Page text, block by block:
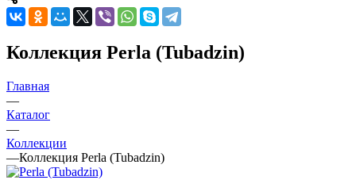
Коллекция Perla (Tubadzin)
Главная
—
Каталог
—
Коллекции
—Коллекция Perla (Tubadzin)